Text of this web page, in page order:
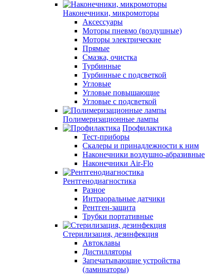
Наконечники, микромоторы
Аксессуары
Моторы пневмо (воздушные)
Моторы электрические
Прямые
Смазка, очистка
Турбинные
Турбинные с подсветкой
Угловые
Угловые повышающие
Угловые с подсветкой
Полимеризационные лампы
Профилактика
Тест-приборы
Скалеры и принадлежности к ним
Наконечники воздушно-абразивные
Наконечники Air-Flo
Рентгенодиагностика
Разное
Интраоральные датчики
Рентген-защита
Трубки портативные
Стерилизация, дезинфекция
Автоклавы
Дистилляторы
Запечатывающие устройства
(ламинаторы)